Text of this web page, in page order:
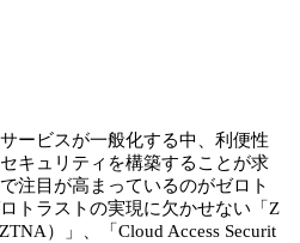
ービスが一般化する中、利便性
キュリティを構築することが求
注目が高まっているのがゼロト
トラストの実現に欠かせない「Z
）」、「Cloud Access Securit